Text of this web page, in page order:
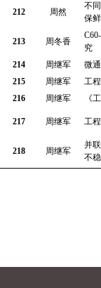
212 周然
不
保
213 周冬香
C60-
究
214 周继军 微
215
周继军 工
216
周继军 《
217 周继军 工
218 周继军
并
不